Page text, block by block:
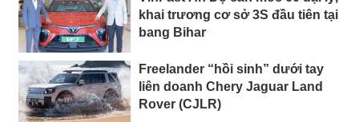
khai trương cơ sở 3S đầu tiên tại
bang Bihar
Freelander “hồi sinh” dưới tay
liên doanh Chery Jaguar Land
Rover (CJLR)